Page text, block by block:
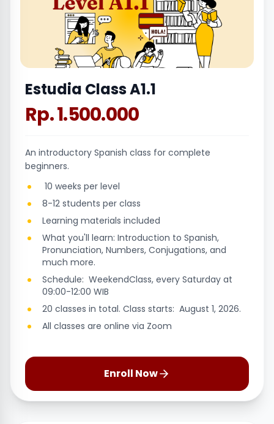
Estudia Class A1.1
Rp. 1.500.000
An introductory Spanish class for complete
beginners.
10 weeks per level
8-12 students per class
Learning materials included
What you'll learn: Introduction to Spanish,
Pronunciation, Numbers, Conjugations, and
much more.
Schedule: WeekendClass, every Saturday at
09:00-12:00 WIB
20 classes in total. Class starts: August 1, 2026.
All classes are online via Zoom
Enroll Now